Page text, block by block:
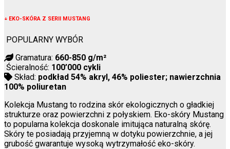
↓ EKO-SKÓRA Z SERII MUSTANG
POPULARNY WYBÓR
Gramatura: 660-850 g/m²
Ścieralność: 100’000 cykli
Skład: podkład 54% akryl, 46% poliester; nawierzchnia
100% poliuretan
Kolekcja Mustang to rodzina skór ekologicznych o gładkiej
strukturze oraz powierzchni z połyskiem. Eko-skóry Mustang
to popularna kolekcja doskonale imitująca naturalną skórę.
Skóry te posiadają przyjemną w dotyku powierzchnie, a jej
grubość gwarantuje wysoką wytrzymałość eko-skóry.